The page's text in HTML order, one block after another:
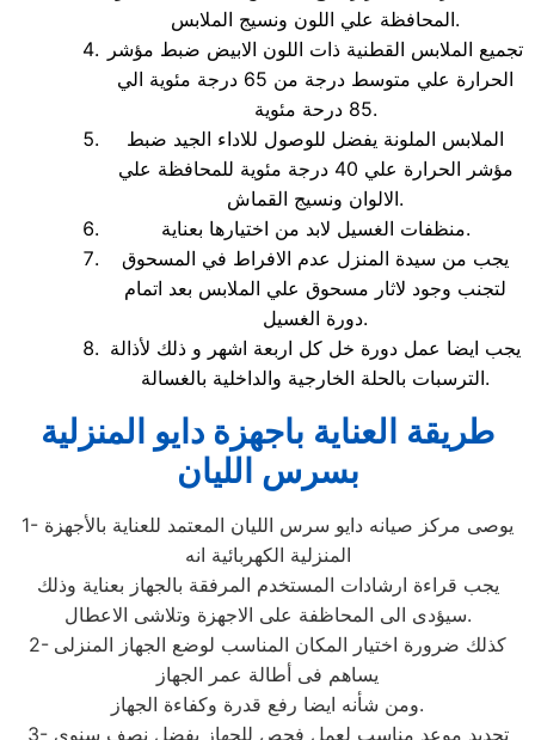
المحافظة علي اللون ونسيج الملابس.
تجميع الملابس القطنية ذات اللون الابيض ضبط مؤشر
الحرارة علي متوسط درجة من 65 درجة مئوية الي
85 درحة مئوية.
الملابس الملونة يفضل للوصول للاداء الجيد ضبط
مؤشر الحرارة علي 40 درجة مئوية للمحافظة علي
الالوان ونسيج القماش.
منظفات الغسيل لابد من اختيارها بعناية.
يجب من سيدة المنزل عدم الافراط في المسحوق
لتجنب وجود لاثار مسحوق علي الملابس بعد اتمام
دورة الغسيل.
يجب ايضا عمل دورة خل كل اربعة اشهر و ذلك لأذالة
الترسبات بالحلة الخارجية والداخلية بالغسالة.
طريقة العناية باجهزة دايو المنزلية
بسرس الليان
1- يوصى مركز صيانه دايو سرس الليان المعتمد للعناية بالأجهزة
المنزلية الكهربائية انه
يجب قراءة ارشادات المستخدم المرفقة بالجهاز بعناية وذلك
سيؤدى الى المحاظفة على الاجهزة وتلاشى الاعطال.
2- كذلك ضرورة اختيار المكان المناسب لوضع الجهاز المنزلى
يساهم فى أطالة عمر الجهاز
ومن شأنه ايضا رفع قدرة وكفاءة الجهاز.
3- تحديد موعد مناسب لعمل فحص للجهاز يفضل نصف سنوى